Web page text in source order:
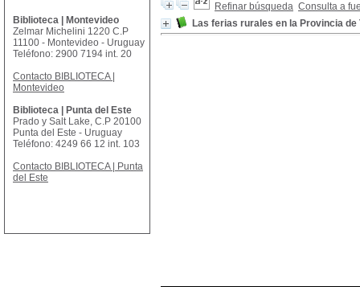
Refinar búsqueda Consulta a
Las ferias rurales en la Provincia de
Biblioteca | Montevideo
Zelmar Michelini 1220 C.P
11100 - Montevideo - Uruguay
Teléfono: 2900 7194 int. 20
Contacto BIBLIOTECA |
Montevideo
Biblioteca | Punta del Este
Prado y Salt Lake, C.P 20100
Punta del Este - Uruguay
Teléfono: 4249 66 12 int. 103
Contacto BIBLIOTECA | Punta
del Este